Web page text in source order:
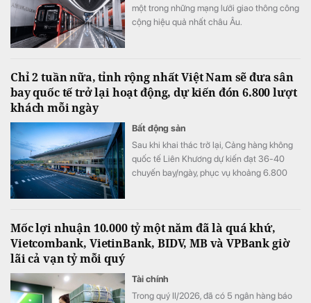
một trong những mạng lưới giao thông công
cộng hiệu quả nhất châu Âu.
Chỉ 2 tuần nữa, tỉnh rộng nhất Việt Nam sẽ đưa sân
bay quốc tế trở lại hoạt động, dự kiến đón 6.800 lượt
khách mỗi ngày
Bất động sản
Sau khi khai thác trở lại, Cảng hàng không
quốc tế Liên Khương dự kiến đạt 36-40
chuyến bay/ngày, phục vụ khoảng 6.800
Mốc lợi nhuận 10.000 tỷ một năm đã là quá khứ,
Vietcombank, VietinBank, BIDV, MB và VPBank giờ
lãi cả vạn tỷ mỗi quý
Tài chính
Trong quý II/2026, đã có 5 ngân hàng báo